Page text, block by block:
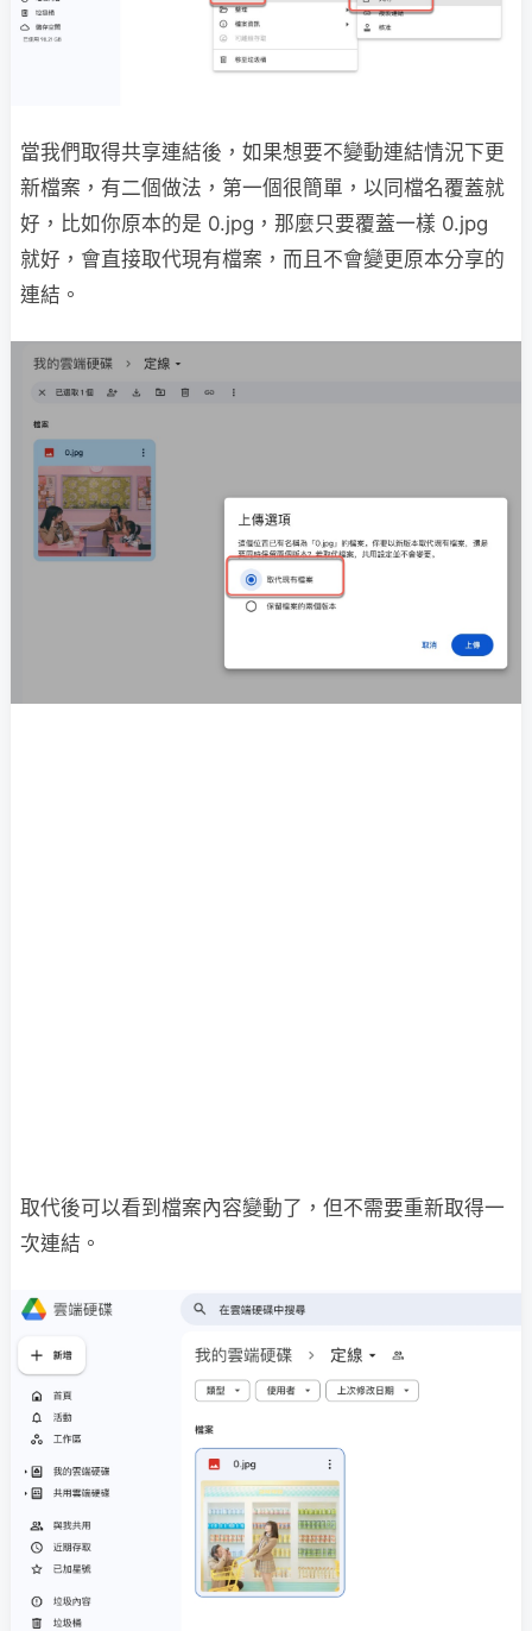
當我們取得共享連結後，如果想要不變動連結情況下更
新檔案，有二個做法，第一個很簡單，以同檔名覆蓋就
好，比如你原本的是 0.jpg，那麼只要覆蓋一樣 0.jpg
就好，會直接取代現有檔案，而且不會變更原本分享的
連結。
取代後可以看到檔案內容變動了，但不需要重新取得一
次連結。